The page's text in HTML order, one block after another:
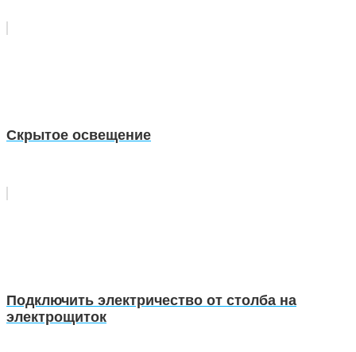
Скрытое освещение
Подключить электричество от столба на
электрощиток